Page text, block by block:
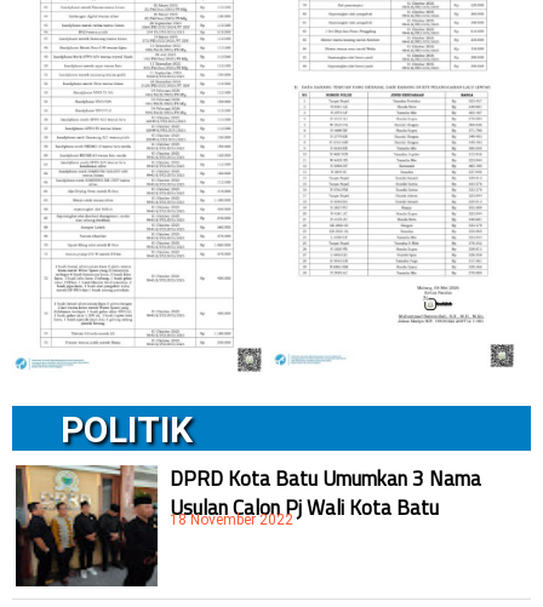
POLITIK
DPRD Kota Batu Umumkan 3 Nama
Usulan Calon Pj Wali Kota Batu
18 November 2022